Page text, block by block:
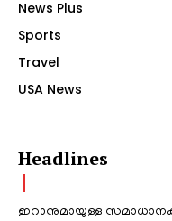
News Plus
Sports
Travel
USA News
Headlines
ഇറാനുമായുള്ള